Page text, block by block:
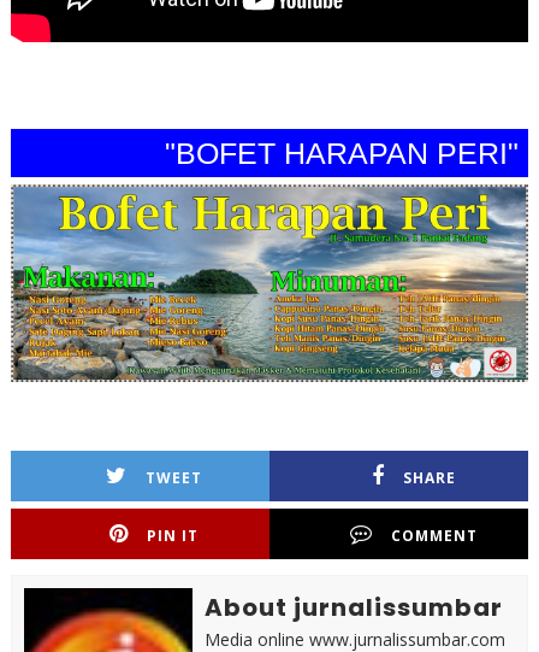
"BOFET HARAPAN PERI"
TWEET SHARE
PIN IT COMMENT
About jurnalissumbar
Media online www.jurnalissumbar.com